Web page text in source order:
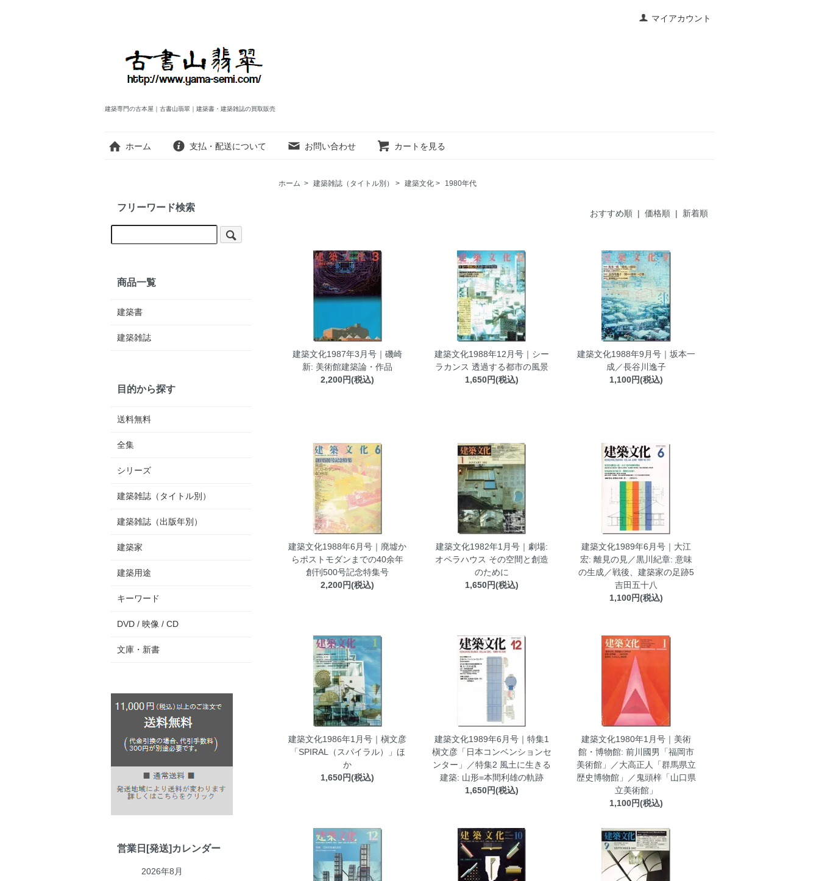
マイアカウント
建築専門の古本屋｜古書山翡翠｜建築書・建築雑誌の買取販売
ホーム 支払・配送について お問い合わせ カートを見る
ホーム > 建築雑誌（タイトル別） > 建築文化 > 1980年代
おすすめ順 | 価格順 | 新着順
建築文化1987年3月号｜磯崎
新: 美術館建築論・作品
2,200円(税込)
建築文化1988年12月号｜シー
ラカンス 透過する都市の風景
1,650円(税込)
建築文化1988年9月号｜坂本一
成／長谷川逸子
1,100円(税込)
建築文化1988年6月号｜廃墟か
らポストモダンまでの40余年
創刊500号記念特集号
2,200円(税込)
建築文化1982年1月号｜劇場:
オペラハウス その空間と創造
のために
1,650円(税込)
建築文化1989年6月号｜大江
宏: 離見の見／黒川紀章: 意味
の生成／戦後、建築家の足跡5
吉田五十八
1,100円(税込)
建築文化1986年1月号｜槇文彦
「SPIRAL（スパイラル）」ほ
か
1,650円(税込)
建築文化1989年6月号｜特集1
槇文彦「日本コンベンションセ
ンター」／特集2 風土に生きる
建築: 山形=本間利雄の軌跡
1,650円(税込)
建築文化1980年1月号｜美術
館・博物館: 前川國男「福岡市
美術館」／大高正人「群馬県立
歴史博物館」／鬼頭梓「山口県
立美術館」
1,100円(税込)
フリーワード検索
商品一覧
建築書
建築雑誌
目的から探す
送料無料
全集
シリーズ
建築雑誌（タイトル別）
建築雑誌（出版年別）
建築家
建築用途
キーワード
DVD / 映像 / CD
文庫・新書
営業日[発送]カレンダー
2026年8月